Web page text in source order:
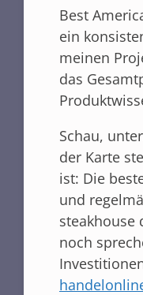
Best
ein
meinen
das
Schau,
der Karte
ist: Die
und
steakhouse
noch